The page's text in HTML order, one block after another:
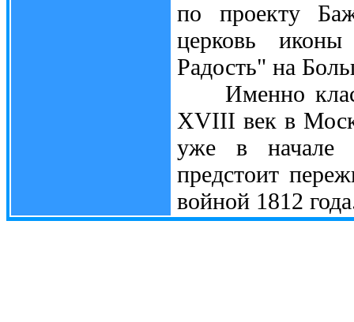
по проекту
церковь
Радость" на
Именно
XVIII век в
уже в начале
предстоит
войной 1812